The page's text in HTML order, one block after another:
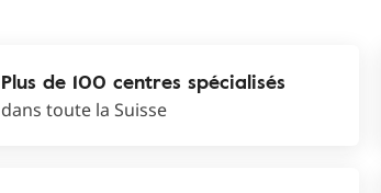
Plus de 100 centres spécialisés
dans toute la Suisse